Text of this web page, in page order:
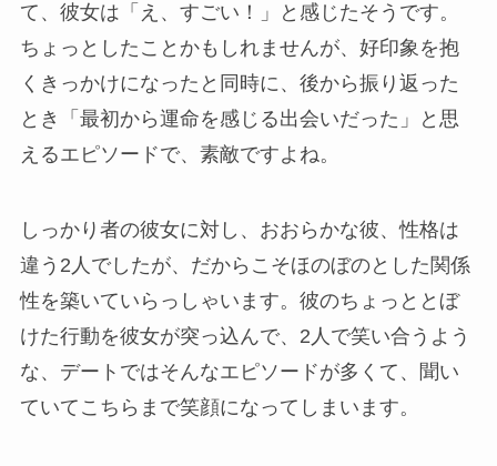
て、彼女は「え、すごい！」と感じたそうです。
ちょっとしたことかもしれませんが、好印象を抱
くきっかけになったと同時に、後から振り返った
とき「最初から運命を感じる出会いだった」と思
えるエピソードで、素敵ですよね。
しっかり者の彼女に対し、おおらかな彼、性格は
違う2人でしたが、だからこそほのぼのとした関係
性を築いていらっしゃいます。彼のちょっととぼ
けた行動を彼女が突っ込んで、2人で笑い合うよう
な、デートではそんなエピソードが多くて、聞い
ていてこちらまで笑顔になってしまいます。